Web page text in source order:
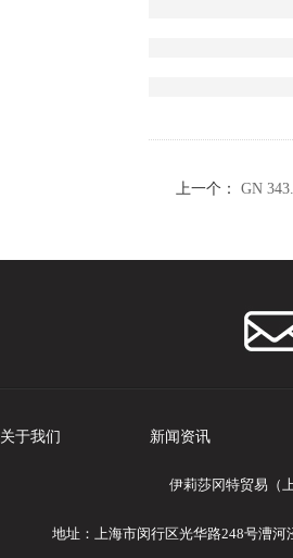
上一个： GN
关于我们 新闻资讯
伊莉莎冈特贸易（
地址：上海市闵行区光华路248号漕